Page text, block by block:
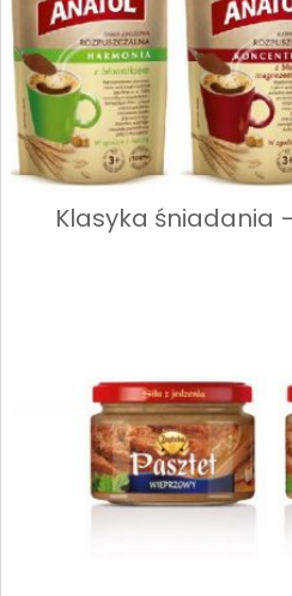
Klasyka śniadania